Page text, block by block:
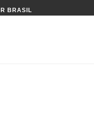
BRASIL